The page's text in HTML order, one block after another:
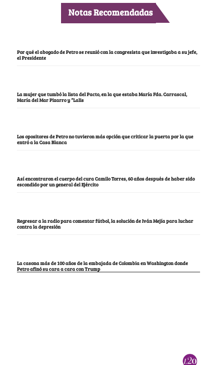
Notas Recomendadas
Por qué el abogado de Petro se reunió con la congresista que investigaba a su jefe,
el Presidente
La mujer que tumbó la lista del Pacto, en la que estaba María Fda. Carrascal,
María del Mar Pizarro y “Lalis
Los opositores de Petro no tuvieron más opción que criticar la puerta por la que
entró a la Casa Blanca
Así encontraron el cuerpo del cura Camilo Torres, 60 años después de haber sido
escondido por un general del Ejército
Regresar a la radio para comentar fútbol, la solución de Iván Mejía para luchar
contra la depresión
La casona más de 100 años de la embajada de Colombia en Washington donde
Petro afinó su cara a cara con Trump